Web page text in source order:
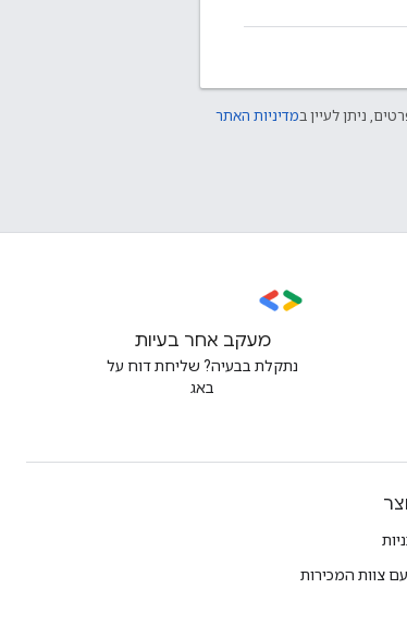
ניתן לעיין במדיניות האתר
מעקב אחר בעיות
נתקלת בבעיה? שליחת דוח על
באג
צוות המכירות